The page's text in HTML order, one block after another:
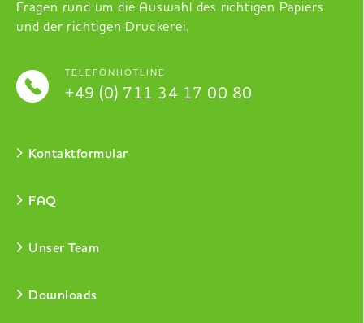
Fragen rund um die Auswahl des richtigen Papiers
und der richtigen Druckerei.
TELEFONHOTLINE
+49 (0) 711 34 17 00 80
Kontaktformular
FAQ
Unser Team
Downloads